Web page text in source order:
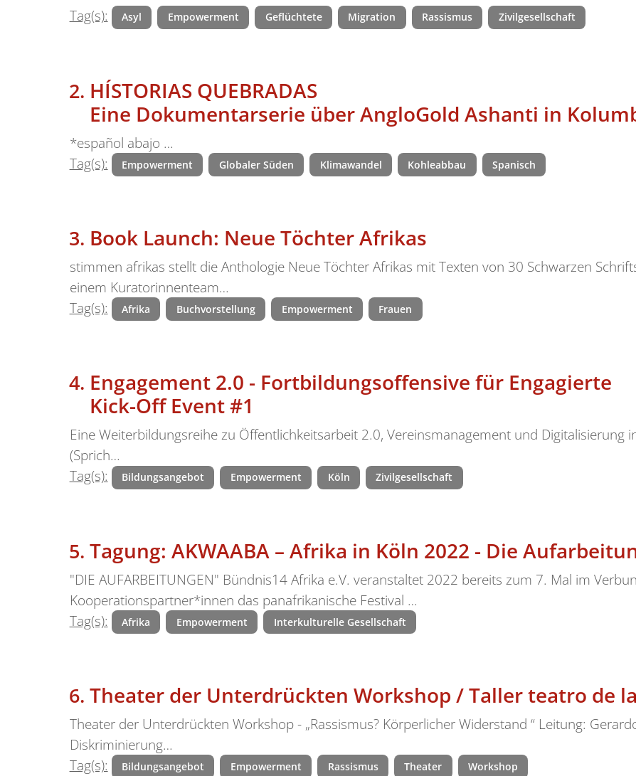
Tag(s): Asyl Empowerment Geflüchtete Migration Rassismus Zivilgesellschaft
HÍSTORIAS QUEBRADAS
Eine Dokumentarserie über AngloGold Ashanti in
*español abajo …
Tag(s):
Empowerment Globaler Süden Klimawandel Kohleabbau Spanisch
Book Launch: Neue Töchter Afrikas
stimmen afrikas stellt die Anthologie Neue Töchter Afrikas mit Texten von 30 Schwarzen
einem Kuratorinnenteam…
Tag(s):
Afrika Buchvorstellung Empowerment Frauen
Engagement 2.0 - Fortbildungsoffensive für Engagierte
Kick-Off Event #1
Eine Weiterbildungsreihe zu Öffentlichkeitsarbeit 2.0, Vereinsmanagement und Digitalisierung
(Sprich…
Tag(s):
Bildungsangebot Empowerment Köln Zivilgesellschaft
Tagung: AKWAABA – Afrika in Köln 2022 - Die
"DIE AUFARBEITUNGEN" Bündnis14 Afrika e.V. veranstaltet 2022 bereits zum 7. Mal im
Kooperationspartner*innen das panafrikanische Festival …
Tag(s):
Afrika Empowerment Interkulturelle Gesellschaft
Theater der Unterdrückten Workshop / Taller teatro de
Theater der Unterdrückten Workshop - „Rassismus? Körperlicher Widerstand “ Leitung:
Diskriminierung…
Tag(s):
Bildungsangebot Empowerment Rassismus Theater Workshop